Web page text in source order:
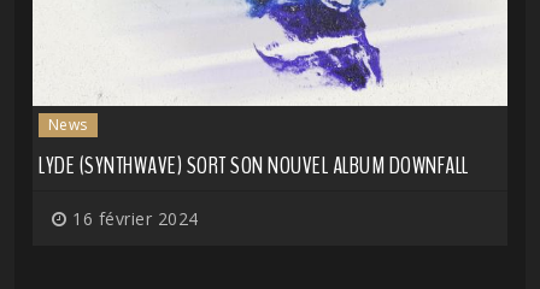
News
LYDE (SYNTHWAVE) SORT SON NOUVEL ALBUM DOWNFALL
16 février 2024